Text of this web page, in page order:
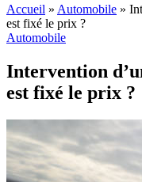
Accueil » Automobile »
est fixé le prix ?
Automobile
Intervention
est fixé le prix ?